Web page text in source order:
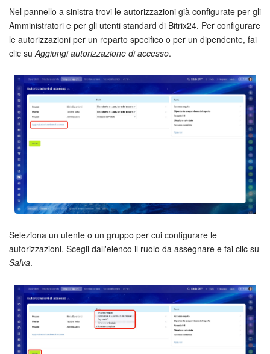
Sales Center
Analisi CRM
Generatore BI
Bitrix24 Market
Siti e store
Firma elettronica
Firma elettronica per HR
Automazione
Flussi di lavoro
Nel pannello a sinistra trovi le autorizzazioni già configurate per gli
Amministratori e per gli utenti standard di Bitrix24. Per configurare
le autorizzazioni per un reparto specifico o per un dipendente, fai
clic su Aggiungi autorizzazione di accesso.
Seleziona un utente o un gruppo per cui configurare le
autorizzazioni. Scegli dall'elenco il ruolo da assegnare e fai clic su
Salva.